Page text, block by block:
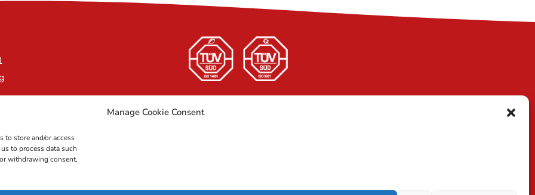
Manage Cookie Consent
to store and/or access
to process data such
withdrawing consent,
nicht wegen